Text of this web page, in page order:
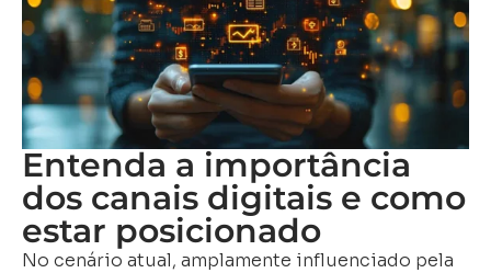
Entenda a importância
dos canais digitais e como
estar posicionado
No cenário atual, amplamente influenciado pela